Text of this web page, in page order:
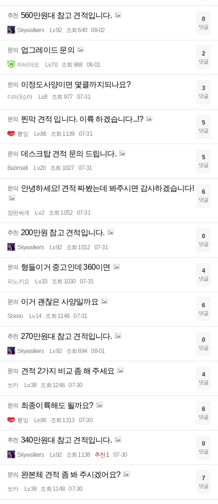
추천 560만원대 참고 견적입니다.
Skywalkers Lv.92 조회 640 08-02
0
댓글
문의 업그레이드 문의
아비아오 Lv.70 조회 968 08-01
2
댓글
문의 이정도사양이면 몇클까지되나요?
디아3소마 Lv.8 조회 977 07-31
3
댓글
문의 찐막 견적 입니다. 이륙 하겠습니다...!?
뽕잎 Lv.86 조회 1139 07-31
5
댓글
문의 데스크탑 견적 문의 드립니다.
Babmalli Lv.20 조회 1027 07-31
5
댓글
문의 안녕하세요! 견적 짜봤는데 봐주시면 감사하겠습니다!
장판싸게 Lv.2 조회 1052 07-31
6
댓글
추천 200만원 참고 견적입니다.
Skywalkers Lv.92 조회 1012 07-31
0
댓글
문의 형들이거 중고인데 360이면
피노키요 Lv.33 조회 1030 07-31
4
댓글
문의 이거 괜찮은 사양일까요
Sisoso Lv.14 조회 1146 07-31
6
댓글
추천 270만원대 참고 견적입니다.
Skywalkers Lv.92 조회 894 08-01
0
댓글
문의 견적 2가지 비교 좀 해 주세요
쏘카 Lv.38 조회 1246 07-30
4
댓글
문의 최종이륙해도 될까요?
뽕잎 Lv.86 조회 1313 07-30
6
댓글
추천 340만원대 참고 견적입니다.
Skywalkers Lv.92 조회 1138 추천 1 07-30
0
댓글
문의 완본체 견적 좀 봐 주시겠어요?
쏘카 Lv.38 조회 1148 07-30
7
댓글